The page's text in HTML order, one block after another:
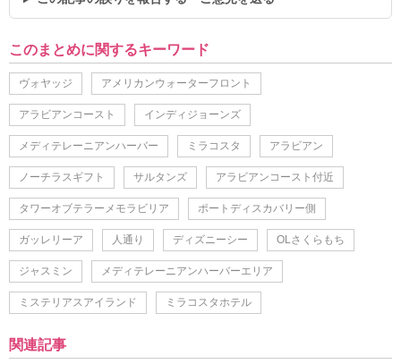
このまとめに関するキーワード
ヴォヤッジ アメリカンウォーターフロント
アラビアンコースト インディジョーンズ
メディテレーニアンハーバー ミラコスタ アラビアン
ノーチラスギフト サルタンズ アラビアンコースト付近
タワーオブテラーメモラビリア ポートディスカバリー側
ガッレリーア 人通り ディズニーシー OLさくらもち
ジャスミン メディテレーニアンハーバーエリア
ミステリアスアイランド ミラコスタホテル
関連記事